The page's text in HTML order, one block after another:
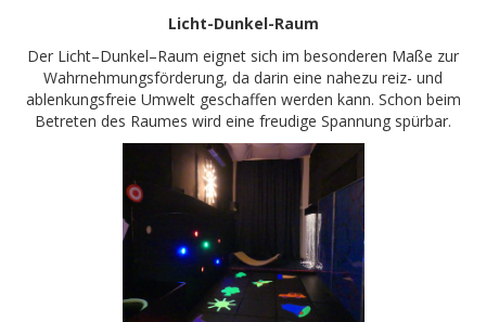
Licht-Dunkel-Raum
Der Licht–Dunkel–Raum eignet sich im besonderen Maße zur
Wahrnehmungsförderung, da darin eine nahezu reiz- und
ablenkungsfreie Umwelt geschaffen werden kann. Schon beim
Betreten des Raumes wird eine freudige Spannung spürbar.